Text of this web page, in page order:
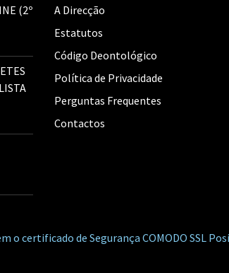
(2º
A Direcção
Estatutos
Código Deontológico
Política de Privacidade
Perguntas Frequentes
Contactos
o certificado de Segurança COMODO SSL